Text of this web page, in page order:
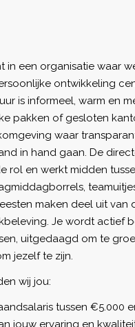
in een organisatie waar
ontwikkeling
is informeel, warm en
pakken of gesloten
waar
in hand gaan. De
rol en werkt midden
maken deel uit van
Je wordt actief
uitgedaagd om te
jezelf te zijn.
wij jou:
tussen €5.000
jouw ervaring en